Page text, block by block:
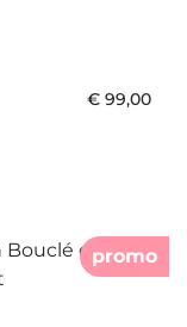
€ 99,00
promo